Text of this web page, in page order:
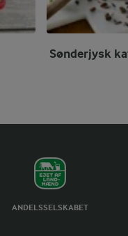
Sønderjysk
ANDELSSELSKABET